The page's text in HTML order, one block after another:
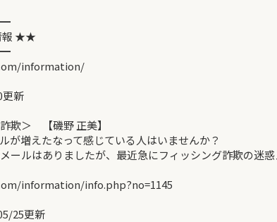
報 ★★
information/
新
欺＞ 【磯野 正美】
が増えたなって感じている人はいませんか？
ールはありましたが、最近急にフィッシング詐欺の迷
information/info.php?no=1145
25更新